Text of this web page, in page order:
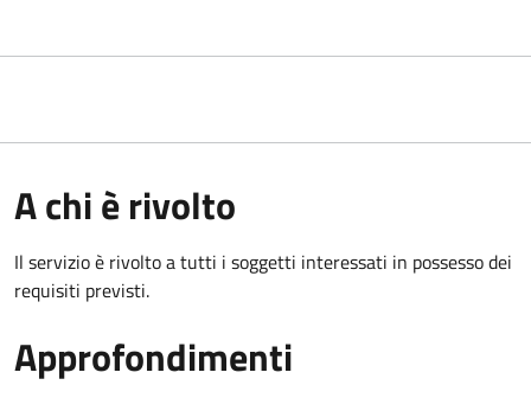
A chi è rivolto
Il servizio è rivolto a tutti i soggetti interessati in possesso dei
requisiti previsti.
Approfondimenti